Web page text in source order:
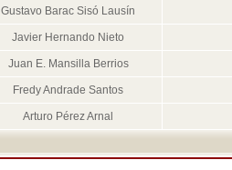
Gustavo Barac Sisó Lausín
Javier Hernando Nieto
Juan E. Mansilla Berrios
Fredy Andrade Santos
Arturo Pérez Arnal